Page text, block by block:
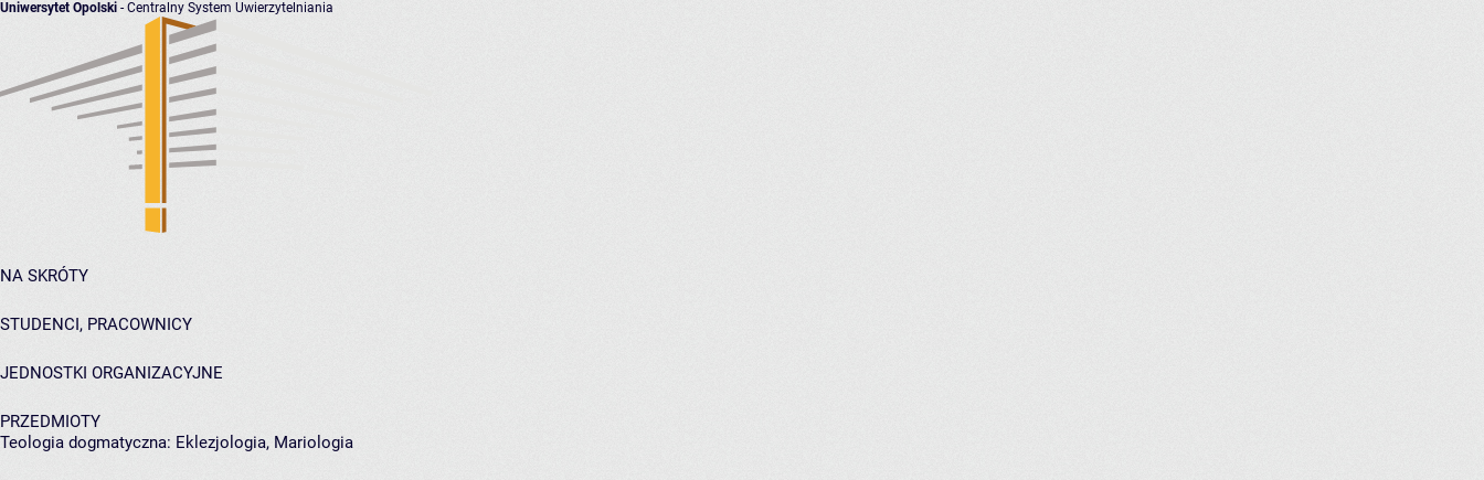
Uniwersytet Opolski - Centralny System Uwierzytelniania
NA SKRÓTY
STUDENCI, PRACOWNICY
JEDNOSTKI ORGANIZACYJNE
PRZEDMIOTY
Teologia dogmatyczna: Eklezjologia, Mariologia